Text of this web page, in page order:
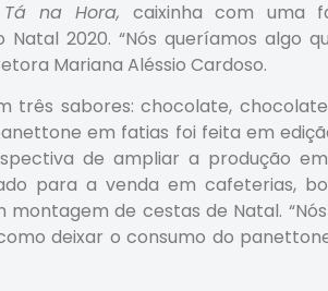
Tá na Hora,caixinha com uma
2020. “Nós queríamos algo
Mariana Aléssio Cardoso.
três sabores: chocolate,
em fatias foi feita em
de ampliar a produção
para a venda em cafeterias,
de cestas de Natal.
deixar o consumo do